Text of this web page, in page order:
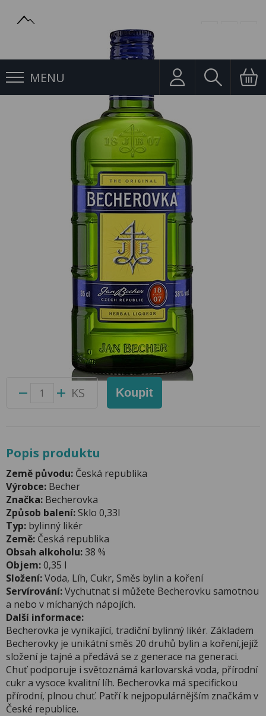
MENU
Becherovka 0,35l 38%
Becherovka 0,35l 38%
Přidat do oblíbených produktů
Foto produktu se může od skutečnosti mírně lišit.
Kód produktu: 44000400
KS Koupit
Popis produktu
Země původu: Česká republika
Výrobce: Becher
Značka: Becherovka
Způsob balení:Sklo 0,33l
Typ: bylinný likér
Země: Česká republika
Obsah alkoholu:38 %
Objem:0,35 l
Složení:Voda, Líh, Cukr, Směs bylin a koření
Servírování:Vychutnat si můžete Becherovku samotnou
a nebo v míchaných nápojích.
Další informace:
Becherovka je vynikající, tradiční bylinný likér. Základem
Becherovky je unikátní směs 20 druhů bylin a koření,jejíž
složení je tajné a předává se z generace na generaci.
Chuť podporuje i světoznámá karlovarská voda, přírodní
cukr a vysoce kvalitní líh. Becherovka má specifickou
přírodní, plnou chuť. Patří k nejpopulárnějším značkám v
České republice.